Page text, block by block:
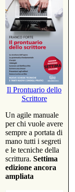
Il Prontuario dello
Scrittore
Un agile manuale
per chi vuole avere
sempre a portata di
mano tutti i segreti
e le tecniche della
scrittura. Settima
edizione ancora
ampliata